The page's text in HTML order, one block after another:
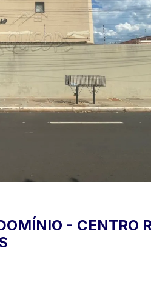
- CENTRO